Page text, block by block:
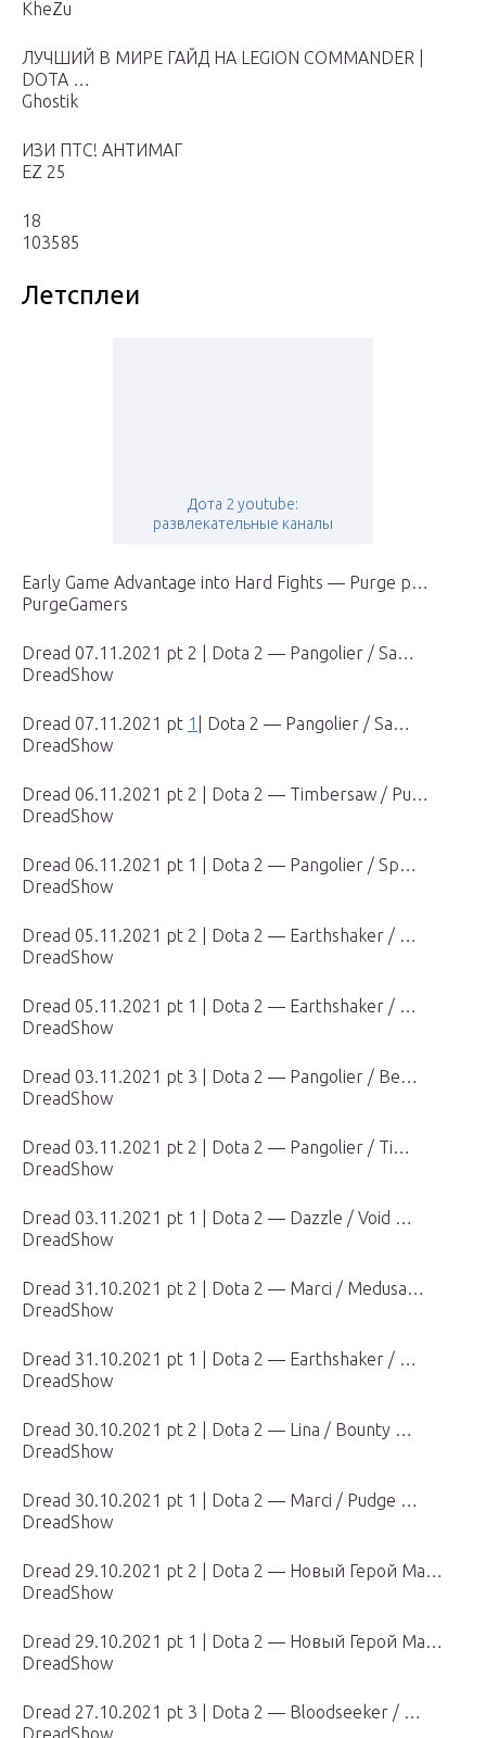
KheZu
ЛУЧШИЙ В МИРЕ ГАЙД НА LEGION COMMANDER |
DOTA …
Ghostik
ИЗИ ПТС! АНТИМАГ
EZ 25
18
103585
Летсплеи
Дота 2 youtube:
развлекательные каналы
Early Game Advantage into Hard Fights — Purge p…
PurgeGamers
Dread 07.11.2021 pt 2 | Dota 2 — Pangolier / Sa…
DreadShow
Dread 07.11.2021 pt 1
| Dota 2 — Pangolier / Sa…
DreadShow
Dread 06.11.2021 pt 2 | Dota 2 — Timbersaw / Pu…
DreadShow
Dread 06.11.2021 pt 1 | Dota 2 — Pangolier / Sp…
DreadShow
Dread 05.11.2021 pt 2 | Dota 2 — Earthshaker / …
DreadShow
Dread 05.11.2021 pt 1 | Dota 2 — Earthshaker / …
DreadShow
Dread 03.11.2021 pt 3 | Dota 2 — Pangolier / Be…
DreadShow
Dread 03.11.2021 pt 2 | Dota 2 — Pangolier / Ti…
DreadShow
Dread 03.11.2021 pt 1 | Dota 2 — Dazzle / Void …
DreadShow
Dread 31.10.2021 pt 2 | Dota 2 — Marci / Medusa…
DreadShow
Dread 31.10.2021 pt 1 | Dota 2 — Earthshaker / …
DreadShow
Dread 30.10.2021 pt 2 | Dota 2 — Lina / Bounty …
DreadShow
Dread 30.10.2021 pt 1 | Dota 2 — Marci / Pudge …
DreadShow
Dread 29.10.2021 pt 2 | Dota 2 — Новый Герой Ma…
DreadShow
Dread 29.10.2021 pt 1 | Dota 2 — Новый Герой Ma…
DreadShow
Dread 27.10.2021 pt 3 | Dota 2 — Bloodseeker / …
DreadShow